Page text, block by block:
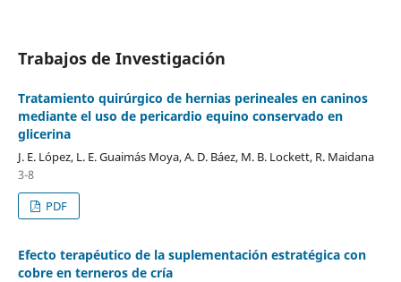
Trabajos de Investigación
Tratamiento quirúrgico de hernias perineales en caninos
mediante el uso de pericardio equino conservado en
glicerina
J. E. López, L. E. Guaimás Moya, A. D. Báez, M. B. Lockett, R. Maidana
3-8
PDF
Efecto terapéutico de la suplementación estratégica con
cobre en terneros de cría